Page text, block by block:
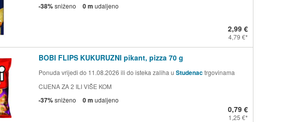
-38%sniženo 0 m udaljeno
2,99 €
4,79 €
BOBI FLIPS KUKURUZNI pikant, pizza 70 g
Ponuda vrijedi do 11.08.2026 ili do isteka zaliha u Studenactrgovinama
CIJENA ZA 2 ILI VIŠE KOM
-37%sniženo 0 m udaljeno
0,79 €
1,25 €